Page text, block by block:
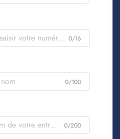
0/16
0/100
0/200